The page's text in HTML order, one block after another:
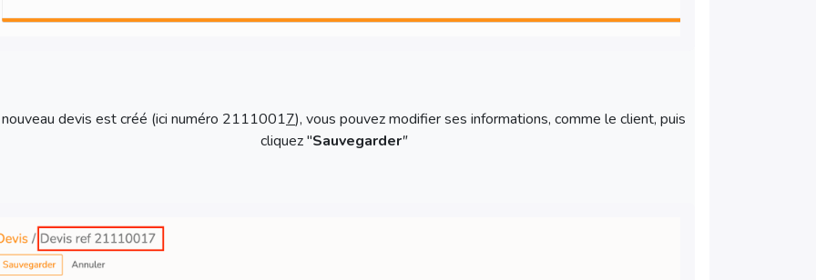
devis est créé (ici numéro 21110017), vous pouvez modifier ses informations, comme le client, puis
cliquez "Sauvegarder"